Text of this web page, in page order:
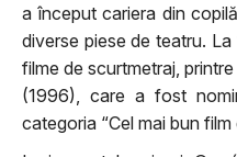
a început cariera din
diverse piese de teatru.
filme de scurtmetraj,
(1996), care a fost
categoria “Cel mai bun